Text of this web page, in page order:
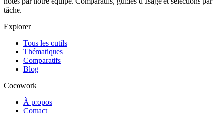
tâche.
Explorer
Tous les outils
Thématiques
Comparatifs
Blog
Cocowork
À propos
Contact